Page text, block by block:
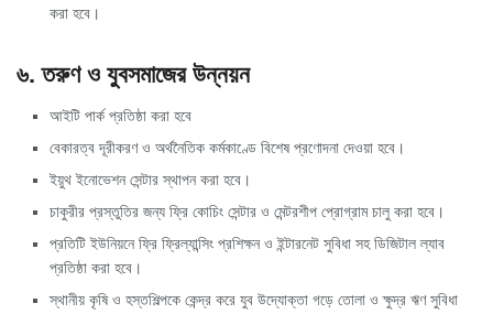
করা হবে।
৬. তরুণ ও যুবসমাজের উন্নয়ন
আইটি পার্ক প্রতিষ্ঠা করা হবে
বেকারত্ব দূরীকরণ ও অর্থনৈতিক কর্মকাণ্ডে বিশেষ প্রণোদনা দেওয়া হবে।
ইয়ুথ ইনোভেশন সেন্টার স্থাপন করা হবে।
চাকুরীর প্রস্তুতির জন্য ফ্রি কোচিং সেন্টার ও মেন্টরশীপ প্রোগ্রাম চালু করা হবে।
প্রতিটি ইউনিয়নে ফ্রি ফ্রিল্যান্সিং প্রশিক্ষন ও ইন্টারনেট সুবিধা সহ ডিজিটাল ল্যাব
প্রতিষ্ঠা করা হবে।
স্থানীয় কৃষি ও হস্তশিল্পকে কেন্দ্র করে যুব উদ্যোক্তা গড়ে তোলা ও ক্ষুদ্র ঋণ সুবিধা